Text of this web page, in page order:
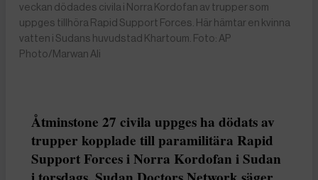
veckan dödades civila i Norra Kordofan av trupper som
uppges tillhöra Rapid Support Forces. Här hämtar en kvinna
vatten i Sudans huvudstad Khartoum. Foto: AP
Photo/Marwan Ali
Åtminstone 27 civila uppges ha dödats av
trupper kopplade till paramilitära Rapid
Support Forces i Norra Kordofan i Sudan